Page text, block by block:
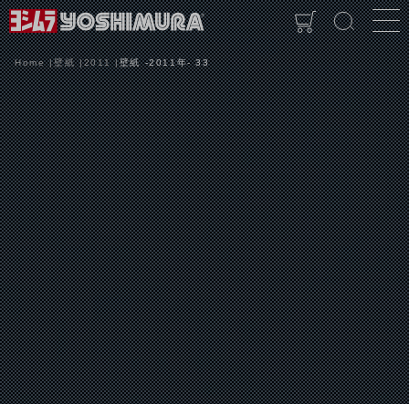
Home 壁紙 2011 壁紙 -2011年- 33